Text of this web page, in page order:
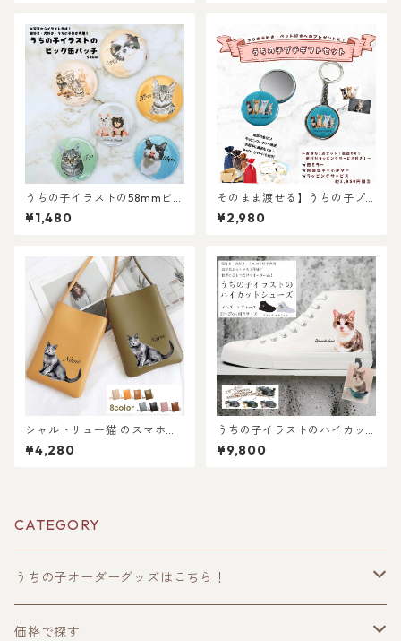
トあり！プレゼントにもおす
すめ♪
うちの子イラストの58mmビッ
グ缶バッチ/世界に一つだけの
イラストグッズ♪猫好き・犬
やプレゼントにも・お祝いに
もおすすめ
¥1,480
そのまま渡せる】うちの子プ
チギフトセット｜缶ミラーと
両面キーホルダーのお手軽プ
なイラスト作成・ラッピング
無料・ペット好き・犬好き・
猫好きへのプレゼントに！！
ラッピングあり！父の日・母
の日のギフトギフトに！
¥2,980
シャルトリュー猫 のスマホシ
ョルダーミニバッグ / 注目の
ミニショルダーバッグを推し
¥4,280
うちの子イラストのハイカッ
トスニーカーシューズ！猫好
き！犬好き！うちの子好き専
¥9,800
CATEGORY
うちの子オーダーグッズはこちら！
うちの子トップス
価格で探す